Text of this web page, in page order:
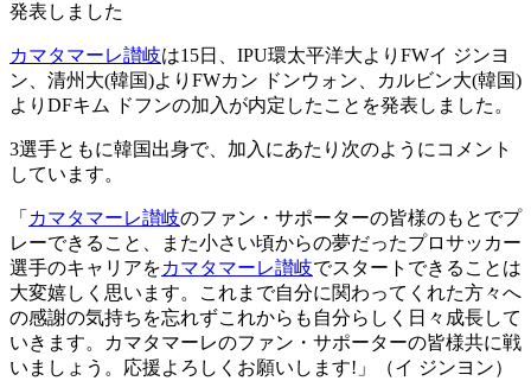
発表しました
カマタマーレ讃岐は15日、IPU環太平洋大よりFWイ ジンヨ
ン、清州大(韓国)よりFWカン ドンウォン、カルビン大(韓国)
よりDFキム ドフンの加入が内定したことを発表しました。
3選手ともに韓国出身で、加入にあたり次のようにコメント
しています。
「 カマタマーレ讃岐のファン・サポーターの皆様のもとでプ
レーできること、また小さい頃からの夢だったプロサッカー
選手のキャリアをカマタマーレ讃岐でスタートできることは
大変嬉しく思います。これまで自分に関わってくれた方々へ
の感謝の気持ちを忘れずこれからも自分らしく日々成長して
いきます。カマタマーレのファン・サポーターの皆様共に戦
いましょう。応援よろしくお願いします!」（イ ジンヨン）